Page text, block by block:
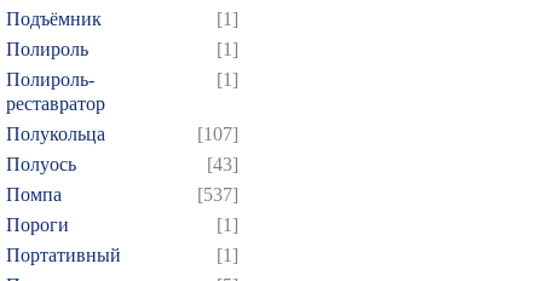
Подъёмник
[1]
Полироль
[1]
Полироль-
реставратор
[1]
Полукольца
[107]
Полуось
[43]
Помпа
[537]
Пороги
[1]
Портативный
[1]